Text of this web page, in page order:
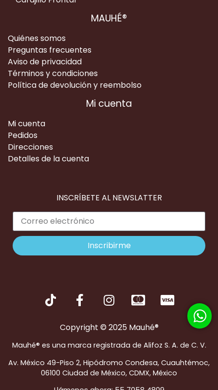
MAUHÉ®
Quiénes somos
Preguntas frecuentes
Aviso de privacidad
Términos y condiciones
Política de devolución y reembolso
Mi cuenta
Mi cuenta
Pedidos
Direcciones
Detalles de la cuenta
INSCRÍBETE AL NEWSLATTER
Inscribirme
Copyright © 2025 Mauhé®
Mauhé® es una marca registrada de Alifoz S. A. de C. V.
Av. México 49-Piso 2, Hipódromo Condesa, Cuauhtémoc,
06100 Ciudad de México, CDMX, México